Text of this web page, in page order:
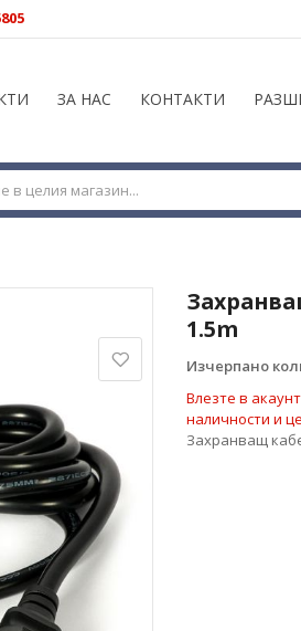
ЗА НАС КОНТАКТИ
1.5m
Изчерпано
Влезте в
наличности и
Захранващ